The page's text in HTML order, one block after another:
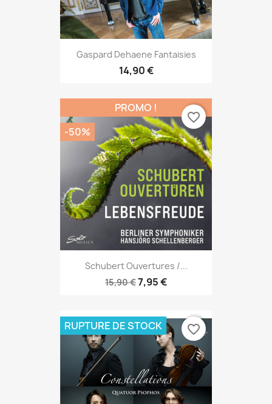
Gaspard Dehaene Fantaisies
14,90 €
Schubert Ouvertures /...
15,90 €7,95 €
PROMO !
-50%
favorite_border
RUPTURE DE STOCK favorite_border